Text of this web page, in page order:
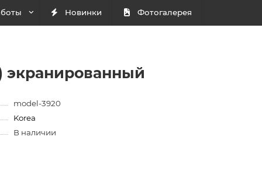
Новинки Фотогалерея
экранированный
model-3920
Korea
В наличии